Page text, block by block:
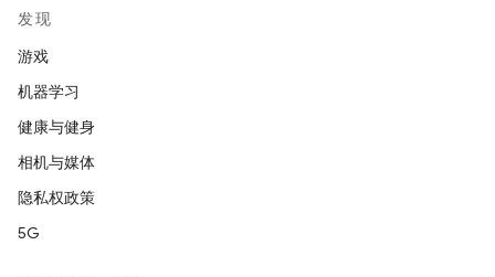
发现
游戏
机器学习
健康与健身
相机与媒体
隐私权政策
5G